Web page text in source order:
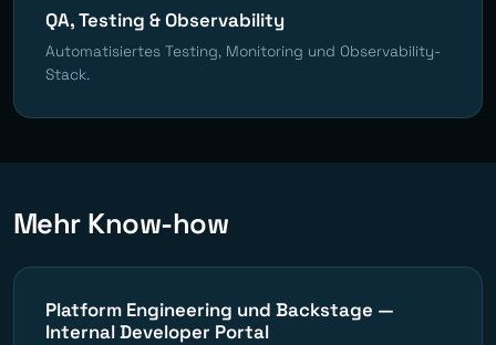
QA, Testing & Observability
Automatisiertes Testing, Monitoring und Observability-
Stack.
Mehr Know-how
Platform Engineering und Backstage —
Internal Developer Portal